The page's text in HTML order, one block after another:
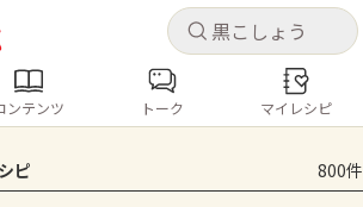
キャ
グインするとレシピを保存できます
ン
キャ
ピ コンテンツ
ンテンツ トーク マイレシピ
ピ 800件